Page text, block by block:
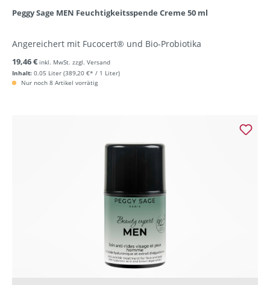
Peggy Sage MEN Feuchtigkeitsspende Creme 50 ml
Angereichert mit Fucocert® und Bio-Probiotika
Inhalt: 0.05 Liter (389,20 €* / 1 Liter)
19,46 € inkl. MwSt. zzgl. Versand
Nur noch 8 Artikel vorrätig